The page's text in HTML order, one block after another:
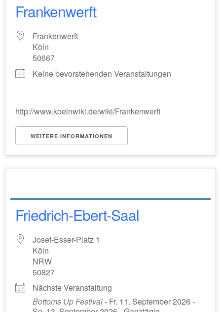
Frankenwerft
Frankenwerft
Köln
50667
Keine bevorstehenden Veranstaltungen
http://www.koelnwiki.de/wiki/Frankenwerft
WEITERE INFORMATIONEN
Friedrich-Ebert-Saal
Josef-Esser-Platz 1
Köln
NRW
50827
Nächste Veranstaltung
Bottoms Up Festival- Fr. 11. September 2026 -